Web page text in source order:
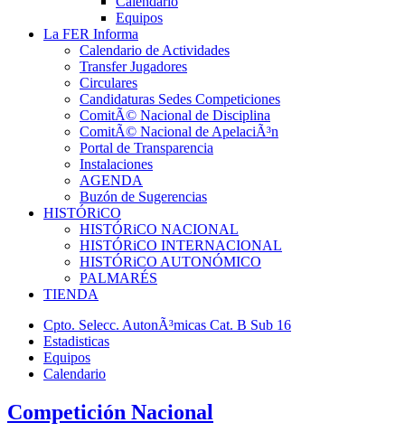
Equipos
La FER Informa
Calendario de Actividades
Transfer Jugadores
Circulares
Candidaturas Sedes Competiciones
ComitÃ© Nacional de Disciplina
ComitÃ© Nacional de ApelaciÃ³n
Portal de Transparencia
Instalaciones
AGENDA
Buzón de Sugerencias
HISTÓRiCO
HISTÓRiCO NACIONAL
HISTÓRiCO INTERNACIONAL
HISTÓRiCO AUTONÓMICO
PALMARÉS
TIENDA
Cpto. Selecc. AutonÃ³micas Cat. B Sub 16
Estadisticas
Equipos
Calendario
Competición Nacional